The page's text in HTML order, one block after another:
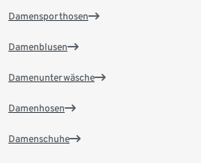
Damensporthosen
Damenblusen
Damenunterwäsche
Damenhosen
Damenschuhe